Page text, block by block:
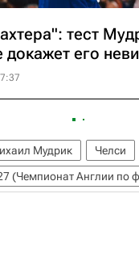
тест
его
Мудрик
Челси
(Чемпионат Англии по